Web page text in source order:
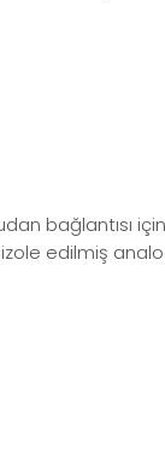
bağlantısı
edilmiş